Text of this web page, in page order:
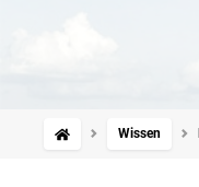
Wissen